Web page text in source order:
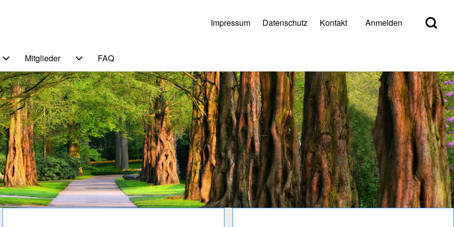
Open Search
User account menu
Impressum Datenschutz Kontakt Anmelden
Themen
Unternavigation von Service
Mitglieder FAQ